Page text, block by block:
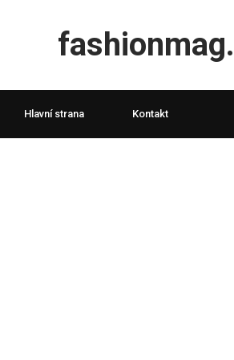
Hlavní strana Kontakt